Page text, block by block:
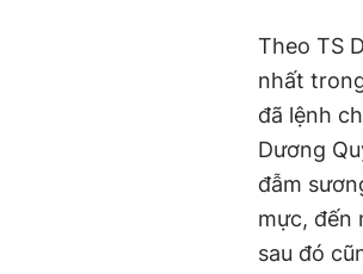
Theo TS
nhất
đã lệnh
Dương
đẫm
mực, đến
sau đó